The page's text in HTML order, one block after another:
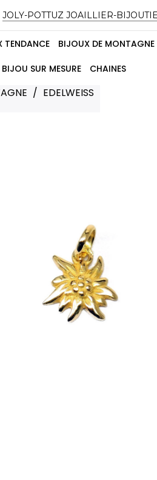
JOLY-POTTUZ JOAILLIER-
TENDANCE BIJOUX DE MONTAGNE
SUR MESURE CHAINES
EDELWEISS